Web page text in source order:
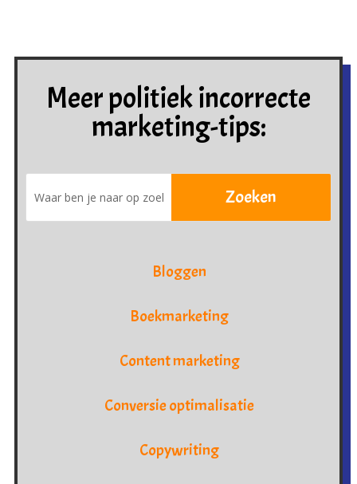
Meer politiek incorrecte
marketing-tips:
Bloggen
Boekmarketing
Content marketing
Conversie optimalisatie
Copywriting